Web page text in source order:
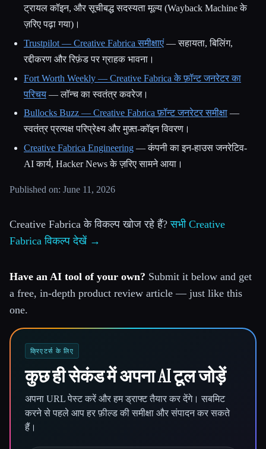
ट्रायल कॉइन, और सूचीबद्ध सदस्यता मूल्य (Wayback Machine के
ज़रिए पढ़ा गया)।
Trustpilot — Creative Fabrica समीक्षाएं — सहायता, बिलिंग,
रद्दीकरण और रिफ़ंड पर ग्राहक भावना।
Fort Worth Weekly — Creative Fabrica के फ़ॉन्ट जनरेटर का
परिचय — लॉन्च का स्वतंत्र कवरेज।
Bullocks Buzz — Creative Fabrica फ़ॉन्ट जनरेटर समीक्षा —
स्वतंत्र प्रत्यक्ष परिप्रेक्ष्य और मुफ़्त-कॉइन विवरण।
Creative Fabrica Engineering — कंपनी का इन-हाउस जनरेटिव-
AI कार्य, Hacker News के ज़रिए सामने आया।
Published on: June 11, 2026
Creative Fabrica के विकल्प खोज रहे हैं?सभी Creative
Fabrica विकल्प देखें →
Have an AI tool of your own? Submit it below and get
a free, in-depth product review article — just like this
one.
क्रिएटर्स के लिए
कुछ ही सेकंड में अपना AI टूल जोड़ें
अपना URL पेस्ट करें और हम ड्राफ्ट तैयार कर देंगे। सबमिट
करने से पहले आप हर फ़ील्ड की समीक्षा और संपादन कर सकते
हैं।